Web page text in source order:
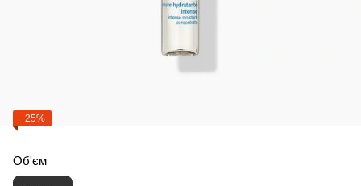
−25%
Об'єм